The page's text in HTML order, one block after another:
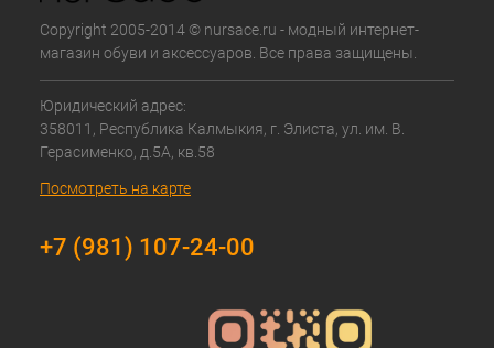
Copyright 2005-2014 © nursace.ru - модный интернет-
магазин обуви и аксессуаров. Все права защищены.
Юридический адрес:
358011, Республика Калмыкия, г. Элиста, ул. им. В.
Герасименко, д.5А, кв.58
Посмотреть на карте
+7 (981) 107-24-00